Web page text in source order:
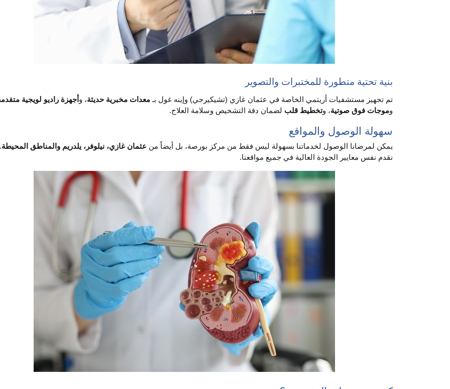
بنية تحتية متطورة للمختبرات والتصوير
تم تجهيز مستشفيات أريتمي الخاصة في عثمان غازي (تشيكيرجي) وإينه غول بـمعدات مخبرية حديثة، و أجهزة راديو لويجية
وموجات فوق صوتية، وتخطيط قلب لضمان دقة التشخيص وسلامة العلاج.
سهولة الوصول والمواقع
يمكن لمرضانا الوصول لخدماتنا بسهولة ليس فقط من مركز بورصة، بل أيضاً من عثمان غازي، نيلوفر، يلدريم والمناطق المحيطة
نقدم نفس معايير الجودة العالية في جميع مواقعنا.